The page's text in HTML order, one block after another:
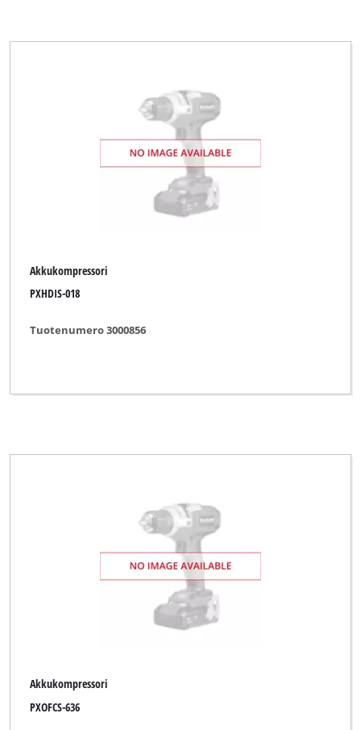
Akkukompressori
PXHDIS-018
Tuotenumero 3000856
Akkukompressori
PXOFCS-636